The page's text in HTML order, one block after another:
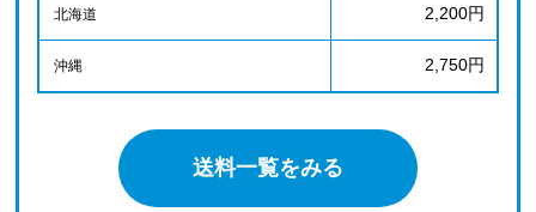
北海道 2,200円
沖縄 2,750円
送料一覧をみる